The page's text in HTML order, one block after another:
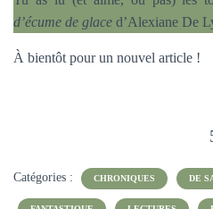
d’écume de glace d’Alexiane De
À bientôt pour un nouvel article !
Catégories : CHRONIQUES DE